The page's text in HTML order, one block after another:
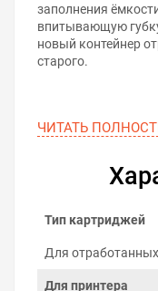
заполнения
впитывающую
новый контейнер
старого.
ЧИТАТЬ
Тип картриджей
Для
Для принтера